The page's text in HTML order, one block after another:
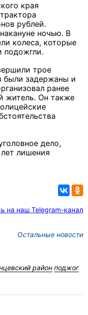
края
рублей.
ночью. В
колеса, которые
подожгли.
трое
были задержаны и
ранее
житель. Он также
дело,
лишения
на наш Telegram-канал
Остальные новости
район поджог